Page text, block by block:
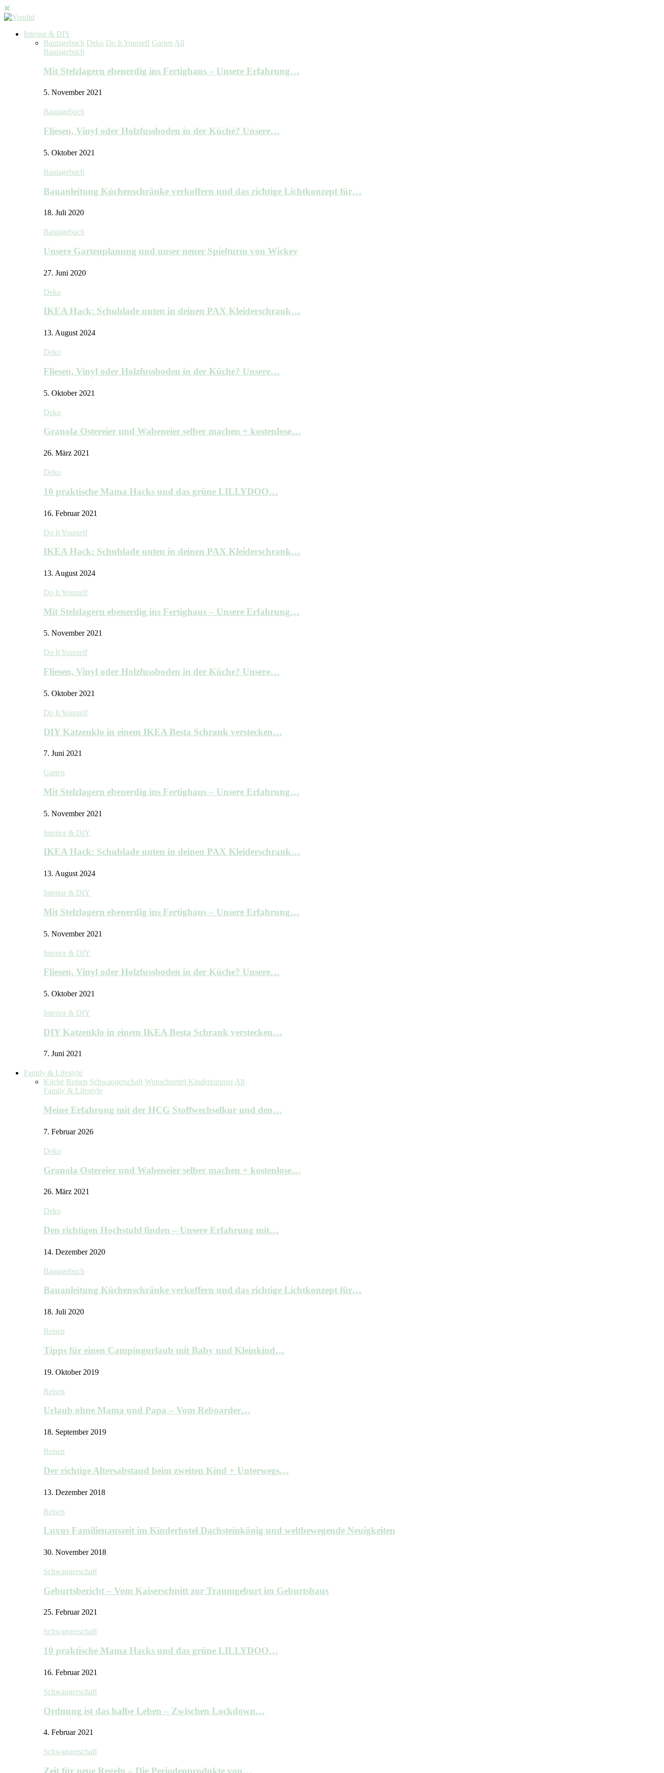
Interior & DIY
Bautagebuch Deko Do It Yourself Garten All
Bautagebuch
Mit Stelzlagern ebenerdig ins Fertighaus – Unsere Erfahrung…
5. November 2021
Bautagebuch
Fliesen, Vinyl oder Holzfussboden in der Küche? Unsere…
5. Oktober 2021
Bautagebuch
Bauanleitung Küchenschränke verkoffern und das richtige Lichtkonzept für…
18. Juli 2020
Bautagebuch
Unsere Gartenplanung und unser neuer Spielturm von Wickey
27. Juni 2020
Deko
IKEA Hack: Schublade unten in deinen PAX Kleiderschrank…
13. August 2024
Deko
Fliesen, Vinyl oder Holzfussboden in der Küche? Unsere…
5. Oktober 2021
Deko
Granola Ostereier und Wabeneier selber machen + kostenlose…
26. März 2021
Deko
10 praktische Mama Hacks und das grüne LILLYDOO…
16. Februar 2021
Do It Yourself
IKEA Hack: Schublade unten in deinen PAX Kleiderschrank…
13. August 2024
Do It Yourself
Mit Stelzlagern ebenerdig ins Fertighaus – Unsere Erfahrung…
5. November 2021
Do It Yourself
Fliesen, Vinyl oder Holzfussboden in der Küche? Unsere…
5. Oktober 2021
Do It Yourself
DIY Katzenklo in einem IKEA Besta Schrank verstecken…
7. Juni 2021
Garten
Mit Stelzlagern ebenerdig ins Fertighaus – Unsere Erfahrung…
5. November 2021
Interior & DIY
IKEA Hack: Schublade unten in deinen PAX Kleiderschrank…
13. August 2024
Interior & DIY
Mit Stelzlagern ebenerdig ins Fertighaus – Unsere Erfahrung…
5. November 2021
Interior & DIY
Fliesen, Vinyl oder Holzfussboden in der Küche? Unsere…
5. Oktober 2021
Interior & DIY
DIY Katzenklo in einem IKEA Besta Schrank verstecken…
7. Juni 2021
Family & Lifestyle
Küche Reisen Schwangerschaft Wunschzettel KinderzimmerAll
Family & Lifestyle
Meine Erfahrung mit der HCG Stoffwechselkur und den…
7. Februar 2026
Deko
Granola Ostereier und Wabeneier selber machen + kostenlose…
26. März 2021
Deko
Den richtigen Hochstuhl finden – Unsere Erfahrung mit…
14. Dezember 2020
Bautagebuch
Bauanleitung Küchenschränke verkoffern und das richtige Lichtkonzept für…
18. Juli 2020
Reisen
Tipps für einen Campingurlaub mit Baby und Kleinkind…
19. Oktober 2019
Reisen
Urlaub ohne Mama und Papa – Vom Reboarder…
18. September 2019
Reisen
Der richtige Altersabstand beim zweiten Kind + Unterwegs…
13. Dezember 2018
Reisen
Luxus Familienauszeit im Kinderhotel Dachsteinkönig und weltbewegende Neuigkeiten
30. November 2018
Schwangerschaft
Geburtsbericht – Vom Kaiserschnitt zur Traumgeburt im Geburtshaus
25. Februar 2021
Schwangerschaft
10 praktische Mama Hacks und das grüne LILLYDOO…
16. Februar 2021
Schwangerschaft
Ordnung ist das halbe Leben – Zwischen Lockdown…
4. Februar 2021
Schwangerschaft
Zeit für neue Regeln – Die Periodenprodukte von…